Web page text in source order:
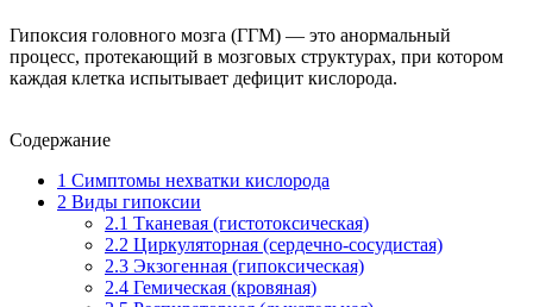
Гипоксия головного мозга (ГГМ) — это анормальный
процесс, протекающий в мозговых структурах, при котором
каждая клетка испытывает дефицит кислорода.
Содержание
1 Симптомы нехватки кислорода
2 Виды гипоксии
2.1 Тканевая (гистотоксическая)
2.2 Циркуляторная (сердечно-сосудистая)
2.3 Экзогенная (гипоксическая)
2.4 Гемическая (кровяная)